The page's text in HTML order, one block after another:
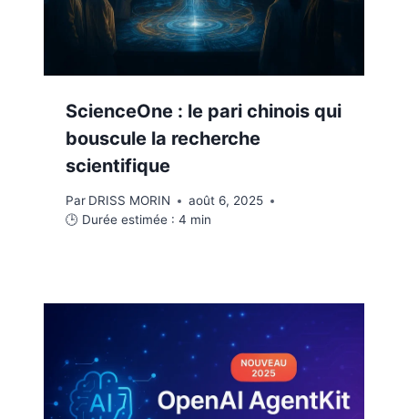
ScienceOne : le pari chinois qui
bouscule la recherche
scientifique
Par DRISS MORIN
août 6, 2025
🕒 Durée estimée : 4 min